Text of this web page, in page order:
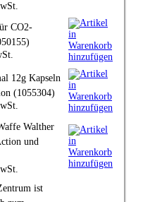
CO2-
12g Kapseln
(1055304)
Walther
und
ist